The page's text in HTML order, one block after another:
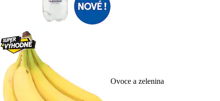
Ovoce a zelenina